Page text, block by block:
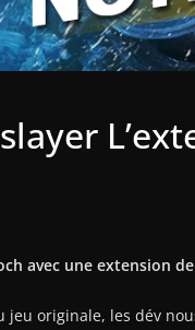
avec une extension
originale, les dév